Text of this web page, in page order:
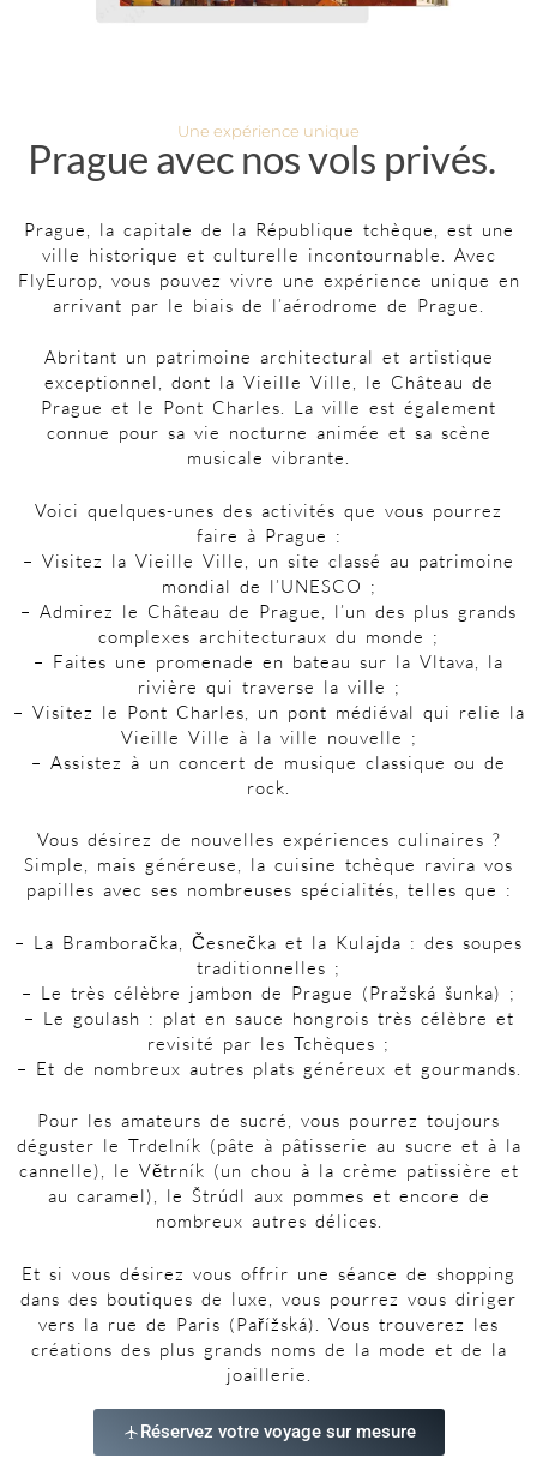
Une expérience unique
Prague avec nos vols privés.
Prague, la capitale de la République tchèque, est une
ville historique et culturelle incontournable. Avec
FlyEurop, vous pouvez vivre une expérience unique en
arrivant par le biais de l’aérodrome de Prague.
Abritant un patrimoine architectural et artistique
exceptionnel, dont la Vieille Ville, le Château de
Prague et le Pont Charles. La ville est également
connue pour sa vie nocturne animée et sa scène
musicale vibrante.
Voici quelques-unes des activités que vous pourrez
faire à Prague :
– Visitez la Vieille Ville, un site classé au patrimoine
mondial de l’UNESCO ;
– Admirez le Château de Prague, l’un des plus grands
complexes architecturaux du monde ;
– Faites une promenade en bateau sur la Vltava, la
rivière qui traverse la ville ;
– Visitez le Pont Charles, un pont médiéval qui relie la
Vieille Ville à la ville nouvelle ;
– Assistez à un concert de musique classique ou de
rock.
Vous désirez de nouvelles expériences culinaires ?
Simple, mais généreuse, la cuisine tchèque ravira vos
papilles avec ses nombreuses spécialités, telles que :
– La Bramboračka, Česnečka et la Kulajda : des soupes
traditionnelles ;
– Le très célèbre jambon de Prague (Pražská šunka) ;
– Le goulash : plat en sauce hongrois très célèbre et
revisité par les Tchèques ;
– Et de nombreux autres plats généreux et gourmands.
Pour les amateurs de sucré, vous pourrez toujours
déguster le Trdelník (pâte à pâtisserie au sucre et à la
cannelle), le Větrník (un chou à la crème patissière et
au caramel), le Štrúdl aux pommes et encore de
nombreux autres délices.
Et si vous désirez vous offrir une séance de shopping
dans des boutiques de luxe, vous pourrez vous diriger
vers la rue de Paris (Pařížská). Vous trouverez les
créations des plus grands noms de la mode et de la
joaillerie.
Réservez votre voyage sur mesure